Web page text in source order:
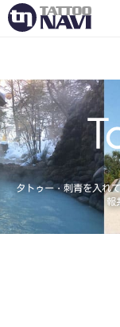
タトゥー・刺青を入れ
報